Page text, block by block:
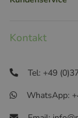
Kontakt
Tel: +49
WhatsApp: